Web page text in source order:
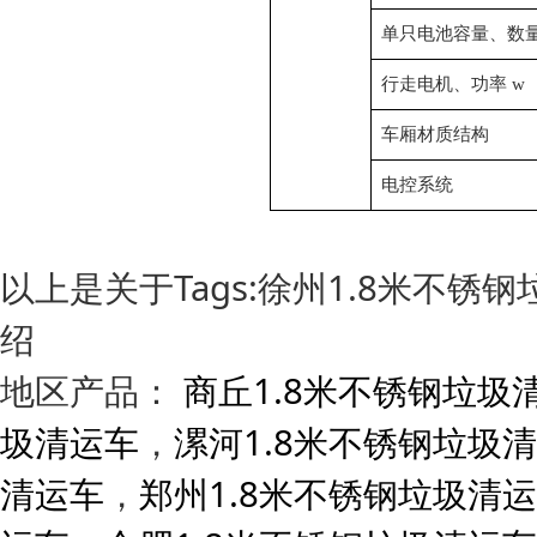
单只电池容量、数
行走电机、功率 w
车厢材质结构
电控系统
以上是关于Tags:徐州1.8米不锈
绍
地区产品： 商丘1.8米不锈钢垃圾
圾清运车 ， 漯河1.8米不锈钢垃圾
清运车 ， 郑州1.8米不锈钢垃圾清